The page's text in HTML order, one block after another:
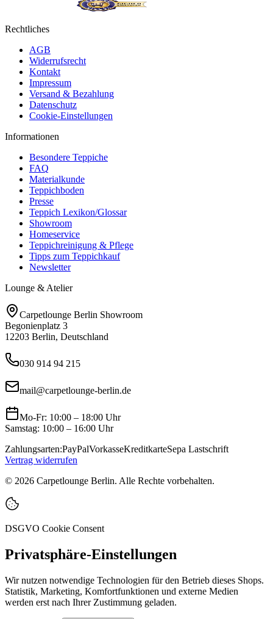
Rechtliches
AGB
Widerrufsrecht
Kontakt
Impressum
Versand & Bezahlung
Datenschutz
Cookie-Einstellungen
Informationen
Besondere Teppiche
FAQ
Materialkunde
Teppichboden
Presse
Teppich Lexikon/Glossar
Showroom
Homeservice
Teppichreinigung & Pflege
Tipps zum Teppichkauf
Newsletter
Lounge & Atelier
Carpetlounge Berlin Showroom
Begonienplatz 3
12203 Berlin, Deutschland
030 914 94 215
mail@carpetlounge-berlin.de
Mo-Fr: 10:00 – 18:00 Uhr
Samstag: 10:00 – 16:00 Uhr
Zahlungsarten:PayPalVorkasseKreditkarteSepa Lastschrift
Vertrag widerrufen
© 2026 Carpetlounge Berlin. Alle Rechte vorbehalten.
DSGVO Cookie Consent
Privatsphäre-Einstellungen
Wir nutzen notwendige Technologien für den Betrieb dieses Shops.
Statistik, Marketing, Komfortfunktionen und externe Medien
werden erst nach Ihrer Zustimmung geladen.